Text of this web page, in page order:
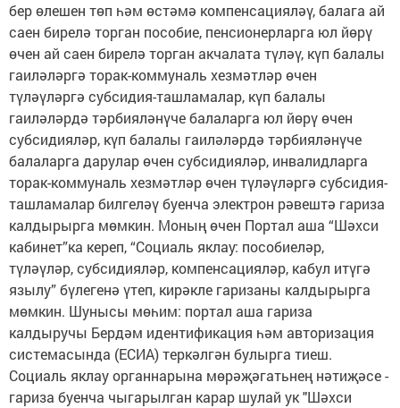
бер өлешен төп һәм өстәмә компенсацияләү, балага ай
саен бирелә торган пособие, пенсионерларга юл йөрү
өчен ай саен бирелә торган акчалата түләү, күп балалы
гаиләләргә торак-коммуналь хезмәтләр өчен
түләүләргә субсидия-ташламалар, күп балалы
гаиләләрдә тәрбияләнүче балаларга юл йөрү өчен
субсидияләр, күп балалы гаиләләрдә тәрбияләнүче
балаларга дарулар өчен субсидияләр, инвалидларга
торак-коммуналь хезмәтләр өчен түләүләргә субсидия-
ташламалар билгеләү буенча электрон рәвештә гариза
калдырырга мөмкин. Моның өчен Портал аша “Шәхси
кабинет”ка кереп, “Социаль яклау: пособиеләр,
түләүләр, субсидияләр, компенсацияләр, кабул итүгә
язылу” бүлегенә үтеп, кирәкле гаризаны калдырырга
мөмкин. Шунысы мөһим: портал аша гариза
калдыручы Бердәм идентификация һәм авторизация
системасында (ЕСИА) теркәлгән булырга тиеш.
Социаль яклау органнарына мөрәҗәгатьнең нәтиҗәсе -
гариза буенча чыгарылган карар шулай ук "Шәхси